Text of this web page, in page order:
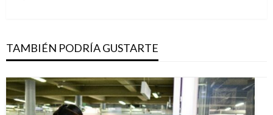
TAMBIÉN PODRÍA GUSTARTE